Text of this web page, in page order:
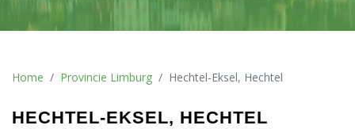
Home Provincie Limburg Hechtel-Eksel, Hechtel
HECHTEL-EKSEL, HECHTEL